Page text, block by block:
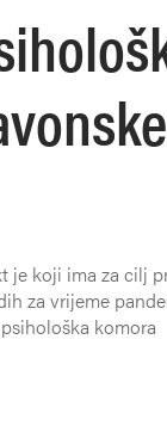
je koji ima za cilj
za vrijeme
komora